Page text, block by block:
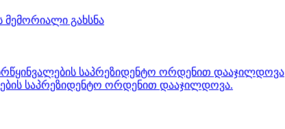
მემორიალი გახსნა
საპრეზიდენტო ორდენით დააჯილდოვა
საპრეზიდენტო ორდენით დააჯილდოვა.